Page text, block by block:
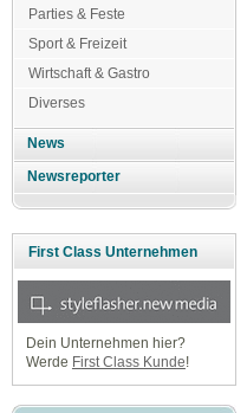
Parties & Feste
Sport & Freizeit
Wirtschaft & Gastro
Diverses
News
Newsreporter
First Class Unternehmen
Dein Unternehmen hier?
Werde First Class Kunde!